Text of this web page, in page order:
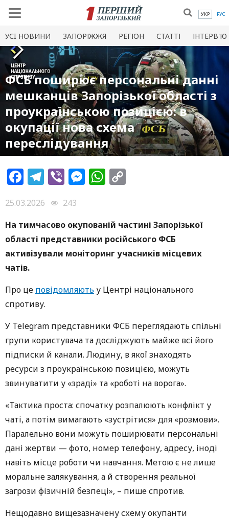
УКР РУС
УСI НОВИНИ ЗАПОРІЖЖЯ РЕГІОН СТАТТІ ІНТЕРВ'Ю
ФСБ поширює персональні данні
мешканців Запорізької області з
проукраїнською позицією: в
окупації нова схема
переслідування
Facebook
Telegram
ViberMessenger
WhatsApp
25.03.2026
243
На тимчасово окупованій частині Запорізької
області представники російського ФСБ
активізували моніторинг учасників місцевих
чатів.
Про це повідомляють у Центрі національного
спротиву.
У Telegram представники ФСБ переглядають спільні
групи користувача та досліджують майже всі його
підписки й канали. Людину, в якої знаходять
ресурси з проукраїнською позицією, можуть
звинуватити у «зраді» та «роботі на ворога».
«Тактика проста: спочатку розпалюють конфлікт у
чаті, а потім вимагають «зустрітися» для «розмови».
Паралельно вони можуть поширювати персональні
дані жертви — фото, номер телефону, адресу, іноді
навіть місце роботи чи навчання. Метою є не лише
моральне залякування, а й створення реальної
загрози фізичній безпеці», – пише спротив.
Нещодавно вищезазначену схему окупанти